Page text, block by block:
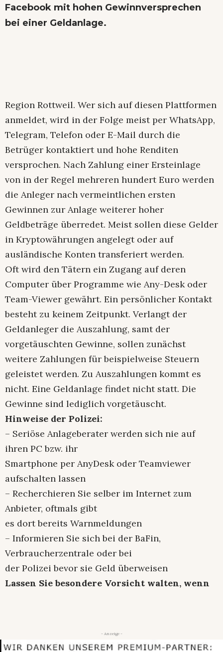
Facebook mit hohen Gewinnversprechen
bei einer Geldanlage.
Region Rottweil. Wer sich auf diesen Plattformen
anmeldet, wird in der Folge meist per WhatsApp,
Telegram, Telefon oder E-Mail durch die
Betrüger kontaktiert und hohe Renditen
versprochen. Nach Zahlung einer Ersteinlage
von in der Regel mehreren hundert Euro werden
die Anleger nach vermeintlichen ersten
Gewinnen zur Anlage weiterer hoher
Geldbeträge überredet. Meist sollen diese Gelder
in Kryptowährungen angelegt oder auf
ausländische Konten transferiert werden.
Oft wird den Tätern ein Zugang auf deren
Computer über Programme wie Any-Desk oder
Team-Viewer gewährt. Ein persönlicher Kontakt
besteht zu keinem Zeitpunkt. Verlangt der
Geldanleger die Auszahlung, samt der
vorgetäuschten Gewinne, sollen zunächst
weitere Zahlungen für beispielweise Steuern
geleistet werden. Zu Auszahlungen kommt es
nicht. Eine Geldanlage findet nicht statt. Die
Gewinne sind lediglich vorgetäuscht.
Hinweise der Polizei:
– Seriöse Anlageberater werden sich nie auf
ihren PC bzw. ihr
Smartphone per AnyDesk oder Teamviewer
aufschalten lassen
– Recherchieren Sie selber im Internet zum
Anbieter, oftmals gibt
es dort bereits Warnmeldungen
– Informieren Sie sich bei der BaFin,
Verbraucherzentrale oder bei
der Polizei bevor sie Geld überweisen
Lassen Sie besondere Vorsicht walten, wenn
- Anzeige -